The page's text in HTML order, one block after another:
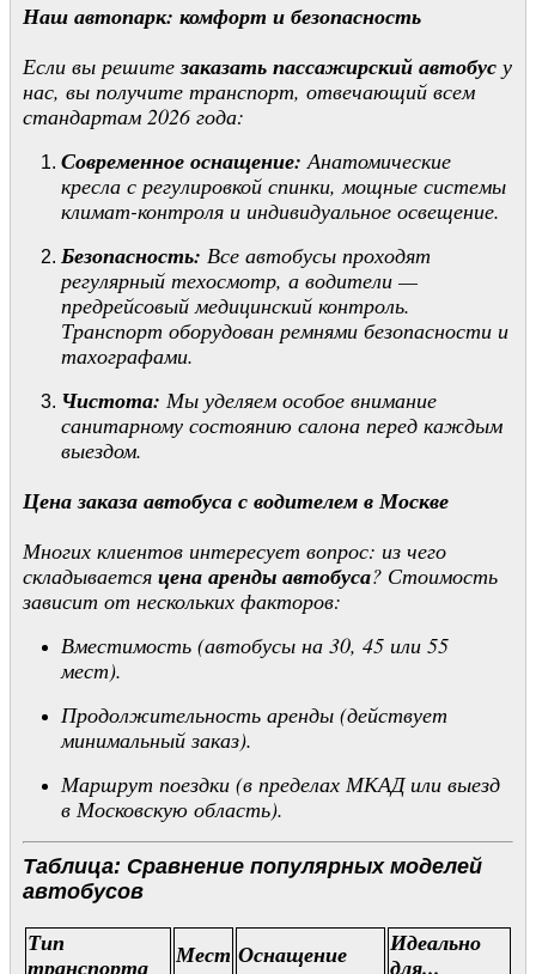
Наш автопарк: комфорт и безопасность
Если вы решитезаказать пассажирский автобус у
нас, вы получите транспорт, отвечающий всем
стандартам 2026 года:
Современное оснащение: Анатомические
кресла с регулировкой спинки, мощные системы
климат-контроля и индивидуальное освещение.
Безопасность: Все автобусы проходят
регулярный техосмотр, а водители —
предрейсовый медицинский контроль.
Транспорт оборудован ремнями безопасности и
тахографами.
Чистота: Мы уделяем особое внимание
санитарному состоянию салона перед каждым
выездом.
Цена заказа автобуса с водителем в Москве
Многих клиентов интересует вопрос: из чего
складывается цена аренды автобуса? Стоимость
зависит от нескольких факторов:
Вместимость (автобусы на 30, 45 или 55
мест).
Продолжительность аренды (действует
минимальный заказ).
Маршрут поездки (в пределах МКАД или выезд
в Московскую область).
Таблица: Сравнение популярных моделей
автобусов
Тип
транспорта
Мест Оснащение
Идеально
для...